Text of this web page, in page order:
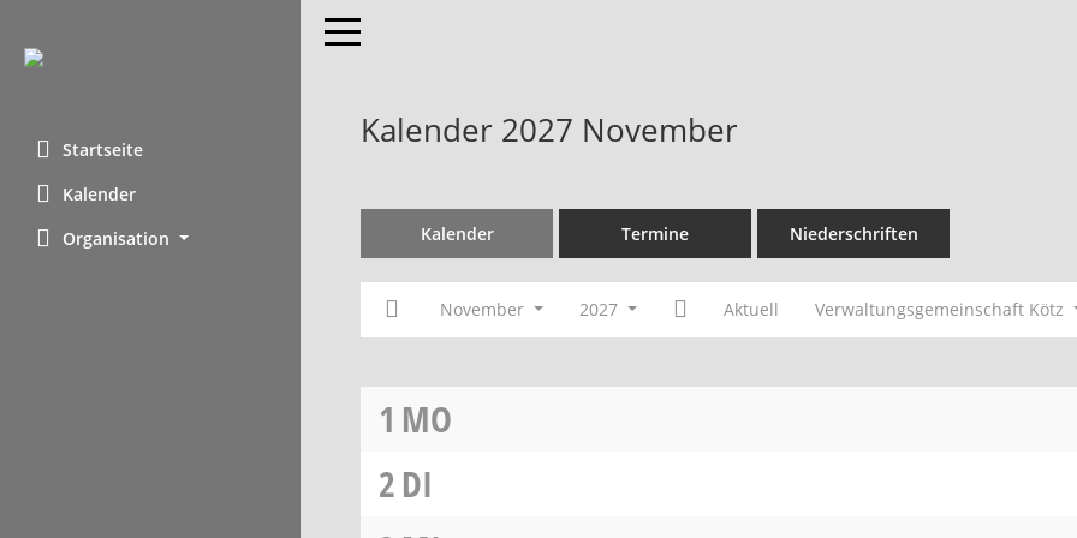
Startseite
Kalender
Organisation
Toggle navigation
Kalender 2027 November
Kalender Termine Niederschriften
November 2027 Aktuell Verwaltungsgemeinschaft Kötz
1 MO
2DI